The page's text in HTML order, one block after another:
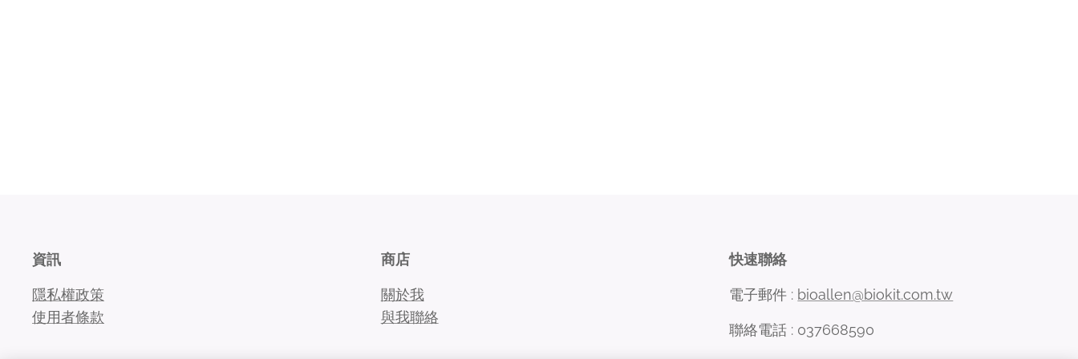
資訊
隱私權政策
使用者條款
商店
關於我
與我聯絡
快速聯絡
電子郵件 : bioallen@biokit.com.tw
聯絡電話 : 037668590